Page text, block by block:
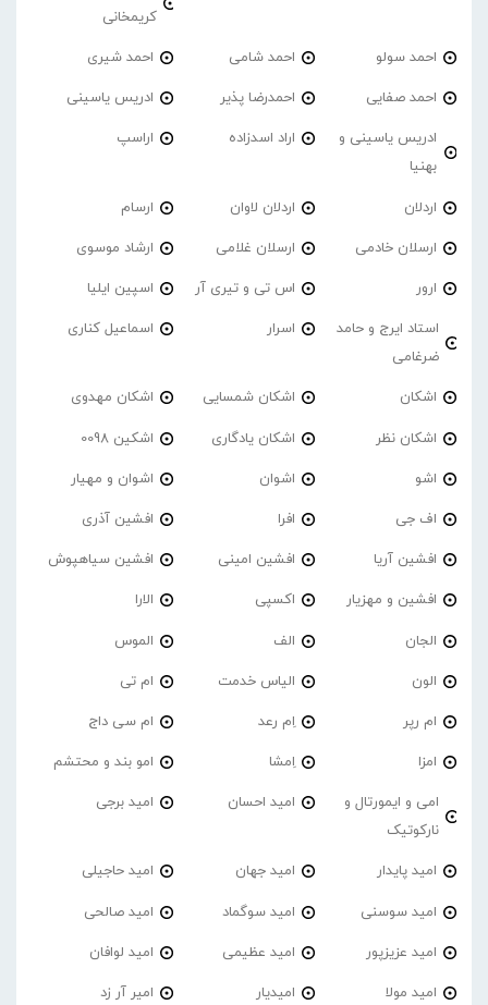
کریمخانی
احمد سولو احمد شامی احمد شیری
احمد صفایی احمدرضا پذیر ادریس یاسینی
ادریس یاسینی و
بهنیا
اراد اسدزاده اراسپ
اردلان اردلان لاوان ارسام
ارسلان خادمی ارسلان غلامی ارشاد موسوی
ارور اس تی و تیری آر اسپین ایلیا
استاد ایرج و حامد
ضرغامی
اسرار اسماعیل کناری
اشکان اشکان شمسایی اشکان مهدوی
اشکان نظر اشکان یادگاری اشکین 0098
اشو اشوان اشوان و مهیار
اف جی افرا افشین آذری
افشین آریا افشین امینی افشین سیاهپوش
افشین و مهزیار اکسپی الارا
الجان الف الموس
الون الیاس خدمت ام تی
ام رپر اِم رعد ام سی داج
امزا اِمشا امو بند و محتشم
امی و ایمورتال و
نارکوتیک
امید احسان امید برجی
امید پایدار امید جهان امید حاجیلی
امید سوسنی امید سوگماد امید صالحی
امید عزیزپور امید عظیمی امید لوافان
امید مولا امیدیار امیر آر زد